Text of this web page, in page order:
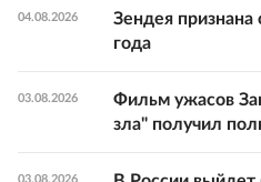
04.08.2026
Зендея признана
года
03.08.2026
Фильм ужасов
зла" получил
03.08.2026